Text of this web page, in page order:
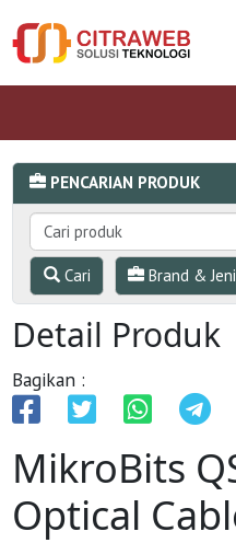
PENCARIAN PRODUK
Cari Brand &
Detail Produk
Bagikan :
MikroBits
Optical